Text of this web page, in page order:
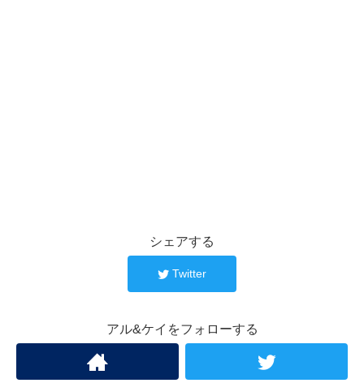
シェアする
Twitter
アル&ケイをフォローする